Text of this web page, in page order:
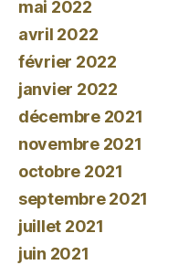
mai 2022
avril 2022
février 2022
janvier 2022
décembre 2021
novembre 2021
octobre 2021
septembre 2021
juillet 2021
juin 2021